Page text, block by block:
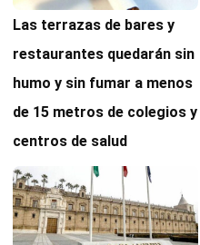
Las terrazas de bares y
restaurantes quedarán sin
humo y sin fumar a menos
de 15 metros de colegios y
centros de salud